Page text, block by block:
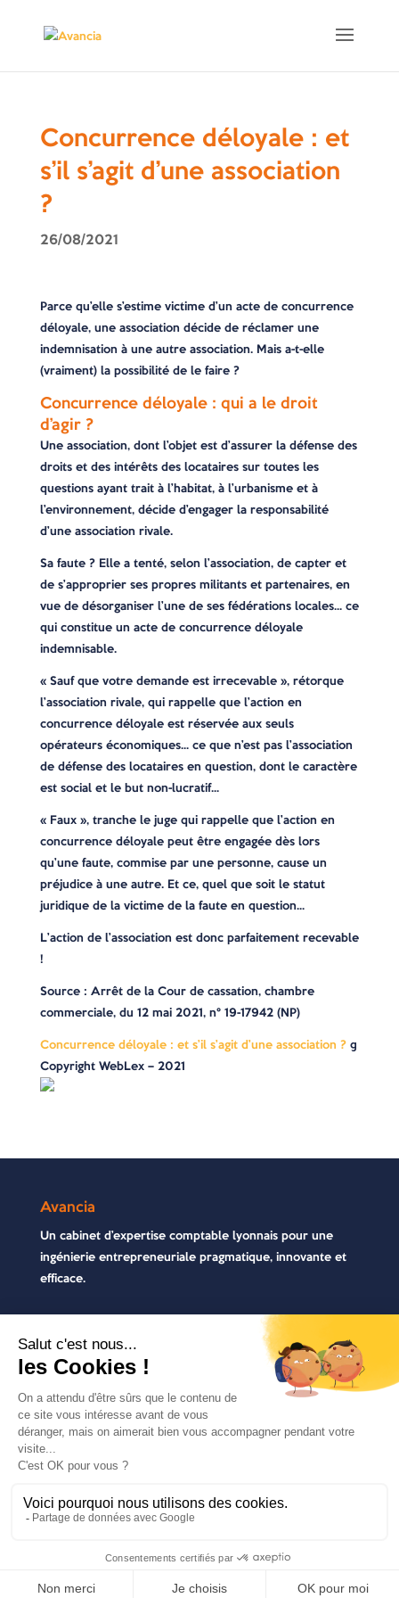
Concurrence déloyale : et
s’il s’agit d’une association
?
26/08/2021
Parce qu’elle s’estime victime d’un acte de concurrence
déloyale, une association décide de réclamer une
indemnisation à une autre association. Mais a-t-elle
(vraiment) la possibilité de le faire ?
Concurrence déloyale : qui a le droit
d’agir ?
Une association, dont l’objet est d’assurer la défense des
droits et des intérêts des locataires sur toutes les
questions ayant trait à l’habitat, à l’urbanisme et à
l’environnement, décide d’engager la responsabilité
d’une association rivale.
Sa faute ? Elle a tenté, selon l’association, de capter et
de s’approprier ses propres militants et partenaires, en
vue de désorganiser l’une de ses fédérations locales… ce
qui constitue un acte de concurrence déloyale
indemnisable.
« Sauf que votre demande est irrecevable », rétorque
l’association rivale, qui rappelle que l’action en
concurrence déloyale est réservée aux seuls
opérateurs économiques… ce que n’est pas l’association
de défense des locataires en question, dont le caractère
est social et le but non-lucratif…
« Faux », tranche le juge qui rappelle que l’action en
concurrence déloyale peut être engagée dès lors
qu’une faute, commise par une personne, cause un
préjudice à une autre. Et ce, quel que soit le statut
juridique de la victime de la faute en question…
L’action de l’association est donc parfaitement recevable
!
Source : Arrêt de la Cour de cassation, chambre
commerciale, du 12 mai 2021, n° 19-17942 (NP)
Concurrence déloyale : et s’il s’agit d’une association ?©
Copyright WebLex – 2021
Avancia
Un cabinet d’expertise comptable lyonnais pour une
ingénierie entrepreneuriale pragmatique, innovante et
efficace.
Contactez-nous
04 72 71 54 72
30, rue Pré Gaudry, 69007 Lyon
contact@avancia.fr
RÉSERVÉS | RÉALISÉ PARMARKET-ON|MENTIONS
LÉGALES